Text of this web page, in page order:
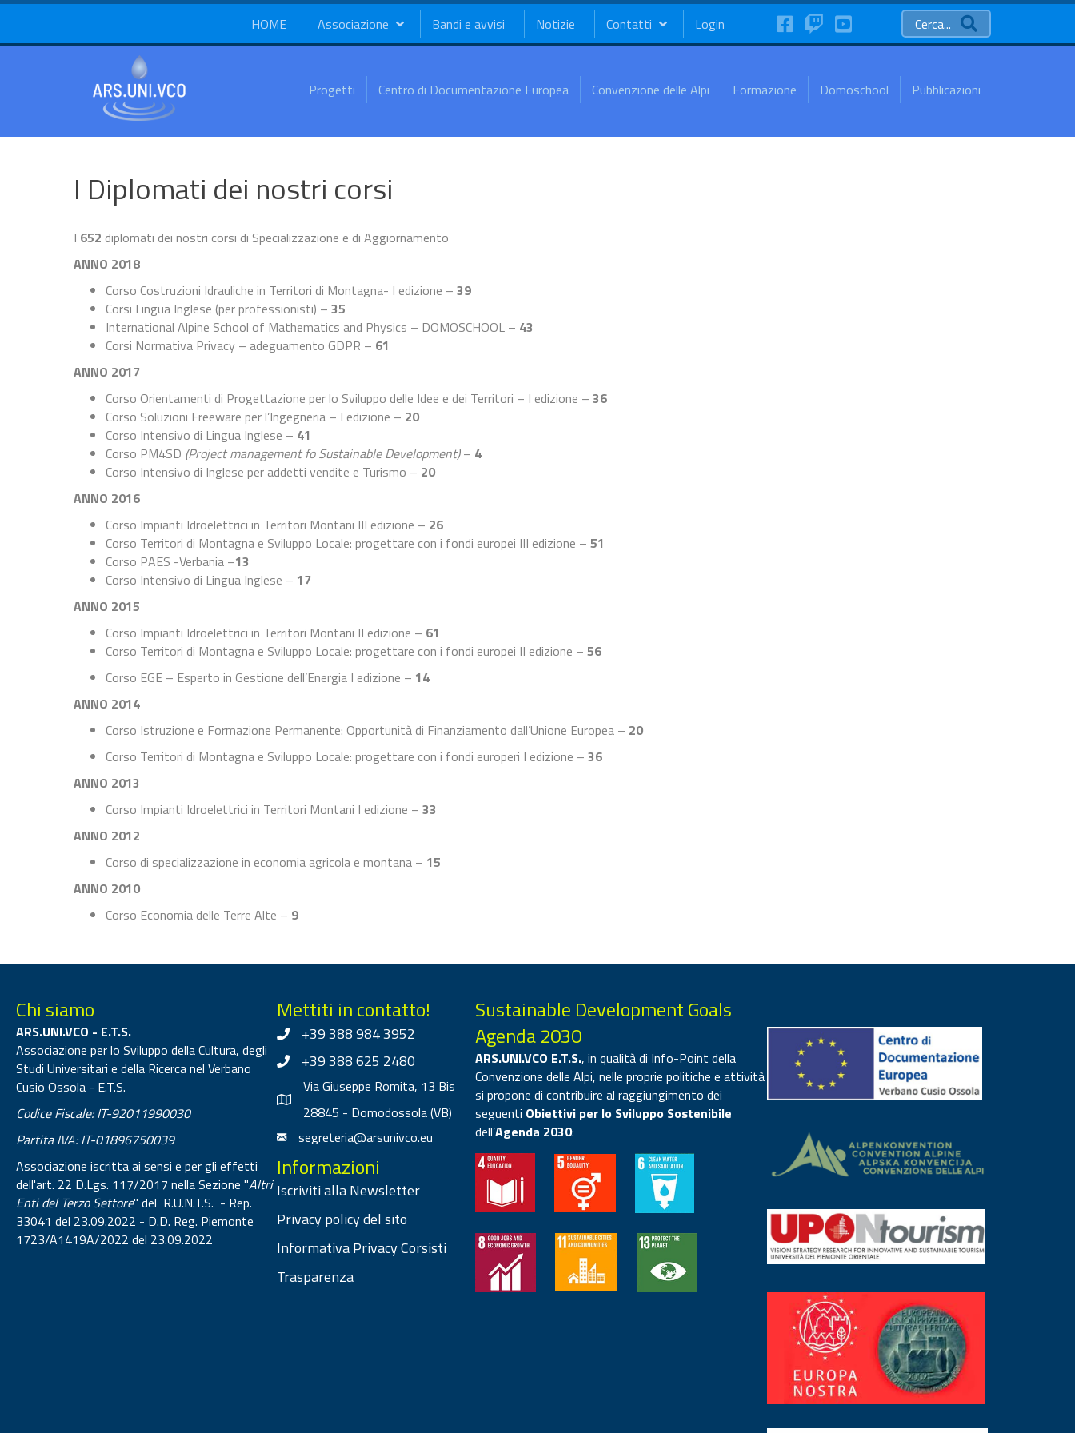
HOME Associazione Bandi e avvisi Notizie Contatti Login FaceBookTwitchYouTube Cerca...
Progetti Centro di Documentazione Europea Convenzione delle Alpi Formazione Domoschool Pubblicazioni
I Diplomati dei nostri corsi
I 652 diplomati dei nostri corsi di Specializzazione e di Aggiornamento
ANNO 2018
Corso Costruzioni Idrauliche in Territori di Montagna- I edizione – 39
Corsi Lingua Inglese (per professionisti) – 35
International Alpine School of Mathematics and Physics – DOMOSCHOOL – 43
Corsi Normativa Privacy – adeguamento GDPR – 61
ANNO 2017
Corso Orientamenti di Progettazione per lo Sviluppo delle Idee e dei Territori – I edizione – 36
Corso Soluzioni Freeware per l’Ingegneria – I edizione – 20
Corso Intensivo di Lingua Inglese – 41
Corso PM4SD (Project management fo Sustainable Development)– 4
Corso Intensivo di Inglese per addetti vendite e Turismo – 20
ANNO 2016
Corso Impianti Idroelettrici in Territori Montani III edizione – 26
Corso Territori di Montagna e Sviluppo Locale: progettare con i fondi europei III edizione – 51
Corso PAES -Verbania –13
Corso Intensivo di Lingua Inglese – 17
ANNO 2015
Corso Impianti Idroelettrici in Territori Montani II edizione – 61
Corso Territori di Montagna e Sviluppo Locale: progettare con i fondi europei II edizione – 56
Corso EGE – Esperto in Gestione dell’Energia I edizione – 14
ANNO 2014
Corso Istruzione e Formazione Permanente: Opportunità di Finanziamento dall’Unione Europea – 20
Corso Territori di Montagna e Sviluppo Locale: progettare con i fondi europeri I edizione – 36
ANNO 2013
Corso Impianti Idroelettrici in Territori Montani I edizione – 33
ANNO 2012
Corso di specializzazione in economia agricola e montana – 15
ANNO 2010
Corso Economia delle Terre Alte – 9
Chi siamo
ARS.UNI.VCO - E.T.S.
Associazione per lo Sviluppo della Cultura, degli
Studi Universitari e della Ricerca nel Verbano
Cusio Ossola - E.T.S.
Codice Fiscale: IT-92011990030
Partita IVA: IT-01896750039
Associazione iscritta ai sensi e per gli effetti
dell'art. 22 D.Lgs. 117/2017 nella Sezione "Altri
Enti del Terzo Settore" del R.U.N.T.S. - Rep.
33041 del 23.09.2022 - D.D. Reg. Piemonte
1723/A1419A/2022 del 23.09.2022
Mettiti in contatto!
+39 388 984 3952
+39 388 625 2480
Via Giuseppe Romita, 13 Bis
28845 - Domodossola (VB)
segreteria@arsunivco.eu
Informazioni
Iscriviti alla Newsletter
Privacy policy del sito
Informativa Privacy Corsisti
Trasparenza
Sustainable Development Goals
Agenda 2030
ARS.UNI.VCO E.T.S., in qualità di Info-Point della
Convenzione delle Alpi, nelle proprie politiche e attività
si propone di contribuire al raggiungimento dei
seguenti Obiettivi per lo Sviluppo Sostenibile
dell’Agenda 2030: